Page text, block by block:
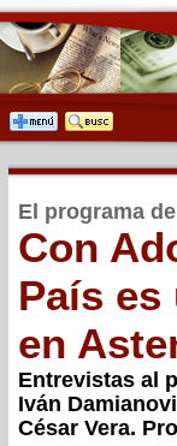
El programa
Con
País
en
Entrevistas al
Iván
César Vera.